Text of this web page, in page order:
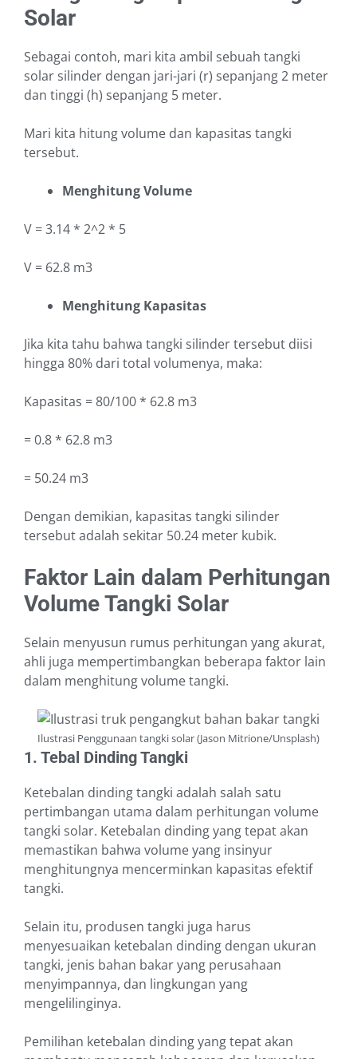
Solar
Sebagai contoh, mari kita ambil sebuah tangki
solar silinder dengan jari-jari (r) sepanjang 2 meter
dan tinggi (h) sepanjang 5 meter.
Mari kita hitung volume dan kapasitas tangki
tersebut.
Menghitung Volume
V = 3.14 * 2^2 * 5
V = 62.8 m3
Menghitung Kapasitas
Jika kita tahu bahwa tangki silinder tersebut diisi
hingga 80% dari total volumenya, maka:
Kapasitas = 80/100 * 62.8 m3
= 0.8 * 62.8 m3
= 50.24 m3
Dengan demikian, kapasitas tangki silinder
tersebut adalah sekitar 50.24 meter kubik.
Faktor Lain dalam Perhitungan
Volume Tangki Solar
Selain menyusun rumus perhitungan yang akurat,
ahli juga mempertimbangkan beberapa faktor lain
dalam menghitung volume tangki.
Ilustrasi Penggunaan tangki solar (Jason Mitrione/Unsplash)
1. Tebal Dinding Tangki
Ketebalan dinding tangki adalah salah satu
pertimbangan utama dalam perhitungan volume
tangki solar. Ketebalan dinding yang tepat akan
memastikan bahwa volume yang insinyur
menghitungnya mencerminkan kapasitas efektif
tangki.
Selain itu, produsen tangki juga harus
menyesuaikan ketebalan dinding dengan ukuran
tangki, jenis bahan bakar yang perusahaan
menyimpannya, dan lingkungan yang
mengelilinginya.
Pemilihan ketebalan dinding yang tepat akan